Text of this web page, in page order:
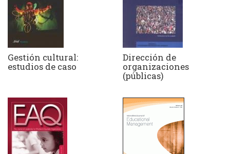
Gestión cultural:
estudios de caso
Dirección de
organizaciones
(públicas)